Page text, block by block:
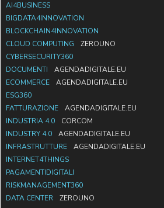
AI4BUSINESS
BIGDATA4INNOVATION
BLOCKCHAIN4INNOVATION
CLOUD COMPUTING
ZEROUNO
CYBERSECURITY360
DOCUMENTI
AGENDADIGITALE.EU
ECOMMERCE
AGENDADIGITALE.EU
ESG360
FATTURAZIONE
AGENDADIGITALE.EU
INDUSTRIA 4.0
CORCOM
INDUSTRY 4.0
AGENDADIGITALE.EU
INFRASTRUTTURE
AGENDADIGITALE.EU
INTERNET4THINGS
PAGAMENTIDIGITALI
RISKMANAGEMENT360
DATA CENTER
ZEROUNO